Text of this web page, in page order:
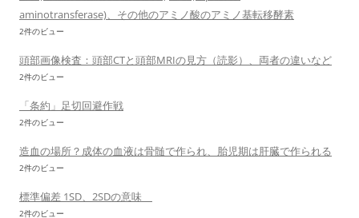
aminotransferase)、その他のアミノ酸のアミノ基転移酵素
2件のビュー
頭部画像検査：頭部CTと頭部MRIの見方（読影）、両者の違いなど
2件のビュー
「条約」足切回避作戦
2件のビュー
造血の場所？成体の血液は骨髄で作られ、胎児期は肝臓で作られる
2件のビュー
標準偏差 1SD、2SDの意味
2件のビュー